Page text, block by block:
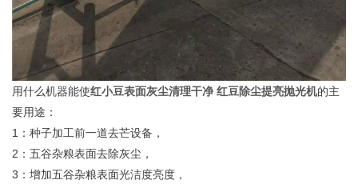
用什么机器能使红小豆表面灰尘清理干净 红豆除尘提亮抛光机的主
要用途：
1：种子加工前一道去芒设备，
2：五谷杂粮表面去除灰尘，
3：增加五谷杂粮表面光洁度亮度，